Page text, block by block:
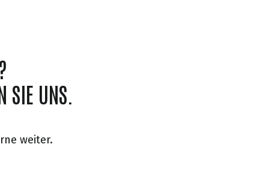
SIE UNS.
weiter.